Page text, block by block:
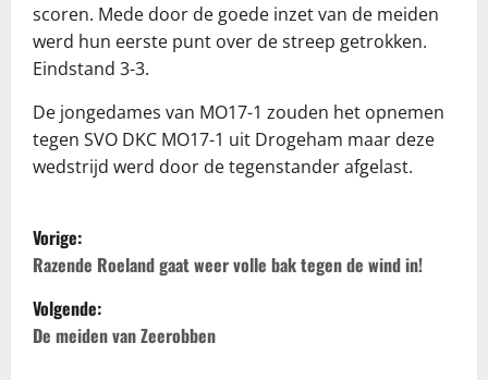
scoren. Mede door de goede inzet van de meiden
werd hun eerste punt over de streep getrokken.
Eindstand 3-3.
De jongedames van MO17-1 zouden het opnemen
tegen SVO DKC MO17-1 uit Drogeham maar deze
wedstrijd werd door de tegenstander afgelast.
B
e
r
Vorige:
Razende Roeland gaat weer volle bak tegen de wind in!
Volgende:
De meiden van Zeerobben